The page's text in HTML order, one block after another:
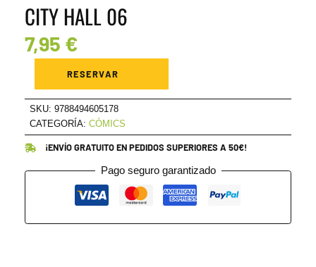
CITY HALL 06
7,95 €
cantidad
RESERVAR
SKU: 9788494605178
CATEGORÍA: CÓMICS
¡ENVÍO GRATUITO EN PEDIDOS SUPERIORES A 50€!
Pago seguro garantizado